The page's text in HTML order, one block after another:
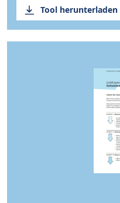
Tool herunterladen